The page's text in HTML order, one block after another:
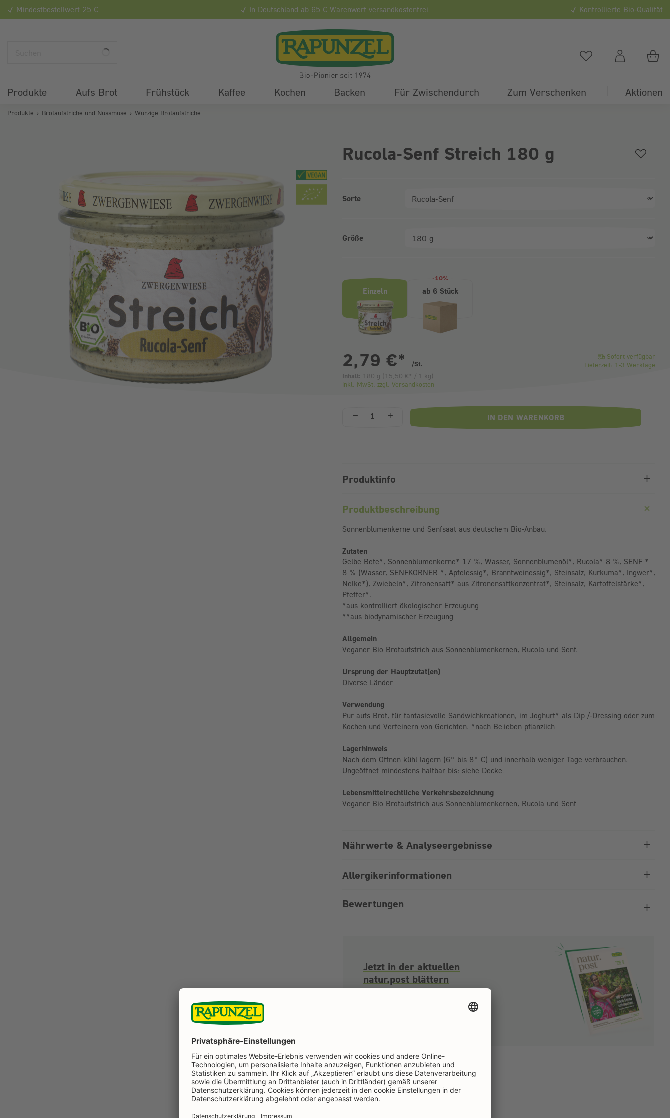
Mindestbestellwert 25 € In Deutschland ab 65 € Warenwert versandkostenfrei Kontrollierte Bio-Qualität
Du hast0 Artikel
Produkte Aufs Brot Frühstück Kaffee Kochen Backen Für Zwischendurch Zum Verschenken Aktionen
Produkte Brotaufstriche und Nussmuse Würzige Brotaufstriche
Bildergalerie überspringen
Rucola-Senf Streich 180 g
Sorte
Größe
Einzeln
-10%
ab 6 Stück
2,79 €* /St.
Inhalt: 180 g ( 15,50 € * / 1 kg)
inkl. MwSt. zzgl. Versandkosten
Sofort verfügbar
Lieferzeit: 1-3 Werktage
Anzahl IN DEN WARENKORB
Produktinfo
Produktbeschreibung
Sonnenblumenkerne und Senfsaat aus deutschem Bio-Anbau.
Zutaten
Gelbe Bete*, Sonnenblumenkerne* 17 %, Wasser, Sonnenblumenöl*, Rucola* 8 %, SENF *
8 % (Wasser, SENFKÖRNER *, Apfelessig*, Branntweinessig*, Steinsalz, Kurkuma*, Ingwer*,
Nelke*), Zwiebeln*, Zitronensaft* aus Zitronensaftkonzentrat*, Steinsalz, Kartoffelstärke*,
Pfeffer*.
*aus kontrolliert ökologischer Erzeugung
**aus biodynamischer Erzeugung
Allgemein
Veganer Bio Brotaufstrich aus Sonnenblumenkernen, Rucola und Senf.
Ursprung der Hauptzutat(en)
Diverse Länder
Verwendung
Pur aufs Brot, für fantasievolle Sandwichkreationen, im Joghurt* als Dip /-Dressing oder zum
Kochen und Verfeinern von Gerichten. *nach Belieben pflanzlich
Lagerhinweis
Nach dem Öffnen kühl lagern (6° bis 8° C) und innerhalb weniger Tage verbrauchen.
Ungeöffnet mindestens haltbar bis: siehe Deckel
Lebensmittelrechtliche Verkehrsbezeichnung
Veganer Bio Brotaufstrich aus Sonnenblumenkernen, Rucola und Senf
Nährwerte & Analyseergebnisse
Allergikerinformationen
Bewertungen
Jetzt in der aktuellen
natur.post blättern